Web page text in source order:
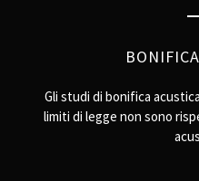
Gli studi di bonifica
limiti di legge non sono